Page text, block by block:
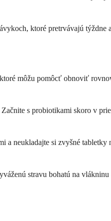
ktoré pretrvávajú týždne
môžu pomôcť obnoviť
s probiotikami skoro v
neukladajte si zvyšné tabletky
stravu bohatú na